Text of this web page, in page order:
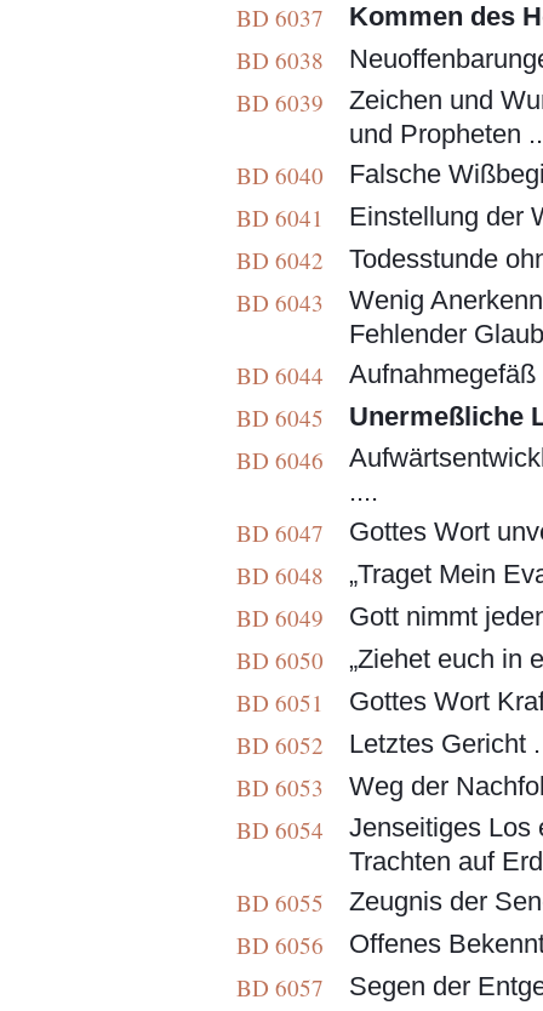
BD 6037
Kommen des
BD 6038
BD 6039
Zeichen und
und Propheten
BD 6040
Falsche
BD 6041
Einstellung der
BD 6042
Todesstunde
BD 6043
Wenig
Fehlender
BD 6044
BD 6045
Unermeßliche
BD 6046
....
BD 6047
Gottes Wort
BD 6048
„Traget Mein
BD 6049
Gott nimmt
BD 6050
„Ziehet euch in
BD 6051
Gottes Wort
BD 6052
Letztes Gericht
BD 6053
Weg der
BD 6054
Jenseitiges Los
Trachten auf
BD 6055
Zeugnis der
BD 6056
Offenes
BD 6057
Segen der